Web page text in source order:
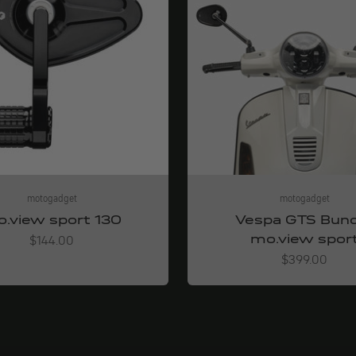
motogadget
sport 130
Angebot
$144.00
motogadget
Vespa GTS
mo.view
Angebot
$399.00